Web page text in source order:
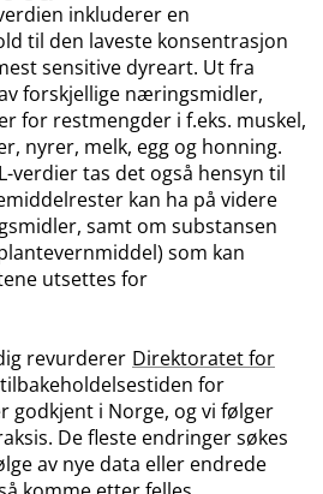
inkluderer en
til den laveste konsentrasjon
sensitive dyreart. Ut fra
forskjellige næringsmidler,
for restmengder i f.eks. muskel,
nyrer, melk, egg og honning.
verdier tas det også hensyn til
kan ha på videre
samt om substansen
som kan
utsettes for
revurderer Direktoratet for
tilbakeholdelsestiden for
godkjent i Norge, og vi følger
De fleste endringer søkes
av nye data eller endrede